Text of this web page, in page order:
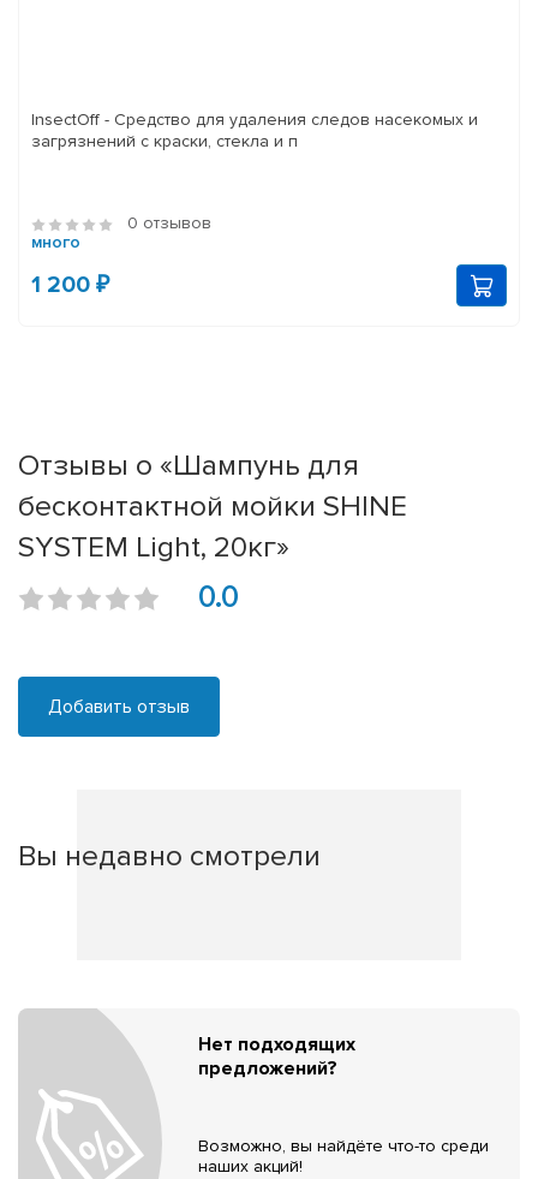
InsectOff - Средство для удаления следов насекомых и
загрязнений с краски, стекла и п
0 отзывов
много
1 200 ₽
Отзывы о «Шампунь для
бесконтактной мойки SHINE
SYSTEM Light, 20кг»
0.0
Добавить отзыв
Вы недавно смотрели
Нет подходящих
предложений?
Возможно, вы найдёте что-то среди
наших акций!